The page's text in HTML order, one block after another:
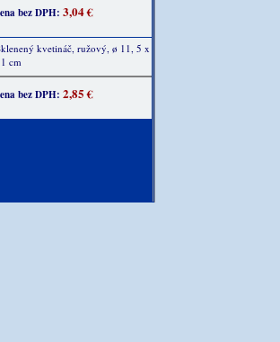
bez DPH: 3,04 €
kvetináč, ružový, ø 11, 5 x
cm
bez DPH: 2,85 €